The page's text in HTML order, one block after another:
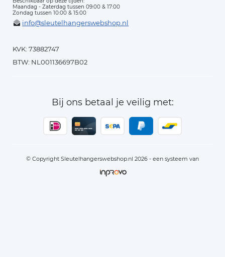
Maandag - Zaterdag tussen 09:00 & 17:00
Zondag tussen 10:00 & 15:00
info@sleutelhangerswebshop.nl
KVK: 73882747
BTW: NL001136697B02
Bij ons betaal je veilig met:
© Copyright Sleutelhangerswebshop.nl 2026 - een systeem van